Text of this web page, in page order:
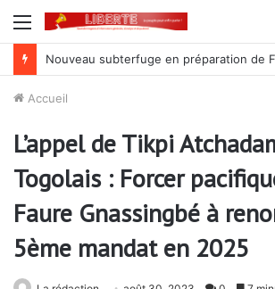
Menu
Accueil
L’appel de Tikpi
Togolais : Forcer
Faure Gnassingbé à
5ème mandat en 2025